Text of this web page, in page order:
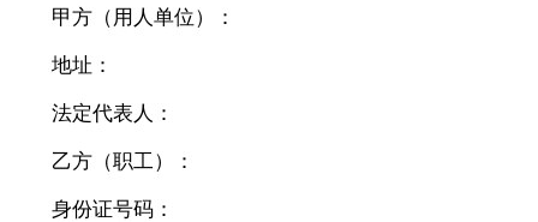
甲方（用人单位）：
地址：
法定代表人：
乙方（职工）：
身份证号码：